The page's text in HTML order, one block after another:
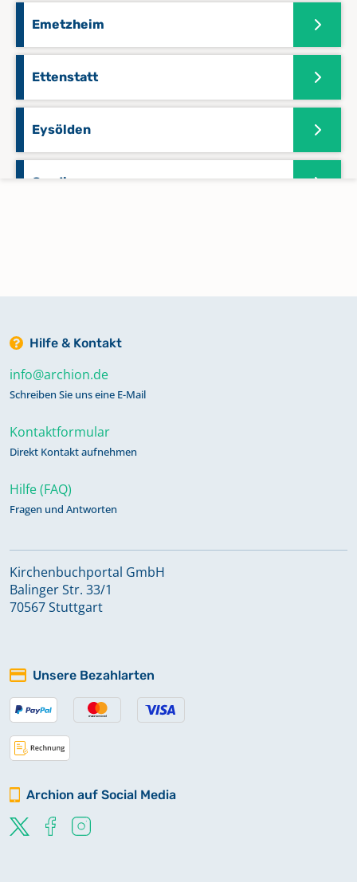
Emetzheim
Ettenstatt
Eysölden
Greding
Kaltenbuch
Kattenhochstatt
Nennslingen
Oberhochstatt
Offenbau
Pleinfeld
Thalmannsfeld
Thalmässing-St. Gotthard
Hilfe & Kontakt
info@archion.de
Schreiben Sie uns eine E-Mail
Kontaktformular
Direkt Kontakt aufnehmen
Hilfe (FAQ)
Fragen und Antworten
Kirchenbuchportal GmbH
Balinger Str. 33/1
70567 Stuttgart
Unsere Bezahlarten
Archion auf Social Media